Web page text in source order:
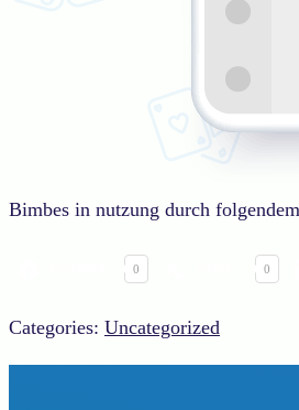
Bimbes in nutzung durch
0 0
Categories: Uncategorized